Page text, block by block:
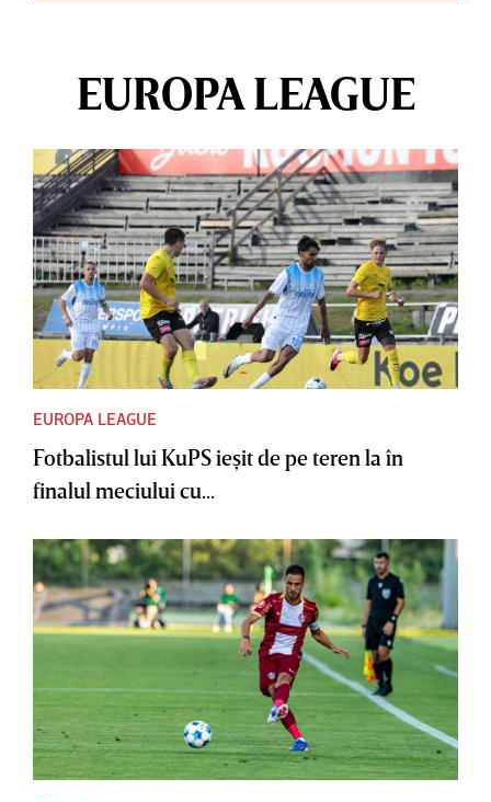
EUROPA LEAGUE
EUROPA LEAGUE
Fotbalistul lui KuPS ieşit de pe teren la în
finalul meciului cu...